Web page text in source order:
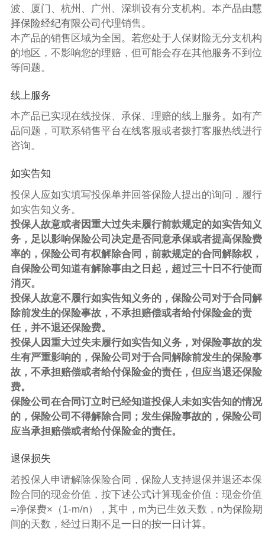
波、厦门、杭州、广州、深圳设有分支机构。 本产品由慧
择保险经纪有限公司 代理销售。
本产品的销售区域为全国。若您处于人保财险无分支机构
的地区，不影响您的理赔，但可能会存在其他服务不到位
等问题。
线上服务
本产品已实现在线投保、承保、理赔的线上服务。如有产
品问题，可联系销售平台在线客服或者拨打客服热线进行
咨询。
如实告知
投保人应如实填写投保单并回答保险人提出的询问，履行
如实告知义务。
投保人故意或者因重大过失未履行前款规定的如实告知义
务，足以影响保险公司决定是否同意承保或者提高保险费
率的，保险公司有权解除合同，前款规定的合同解除权，
自保险公司知道有解除事由之日起，超过三十日不行使而
消灭。
投保人故意不履行如实告知义务的，保险公司对于合同解
除前发生的保险事故，不承担赔偿或者给付保险金的责
任，并不退还保险费。
投保人因重大过失未履行如实告知义务，对保险事故的发
生有严重影响的，保险公司对于合同解除前发生的保险事
故，不承担赔偿或者给付保险金的责任，但应当退还保险
费。
保险公司在合同订立时已经知道投保人未如实告知的情况
的，保险公司不得解除合同；发生保险事故的，保险公司
应当承担赔偿或者给付保险金的责任。
退保损失
若投保人申请解除保险合同，保险人支持退保并退还本保
险合同的现金价值，按下述公式计算现金价值：现金价值
=净保费×（1-m/n），其中，m为已生效天数，n为保险期
间的天数，经过日期不足一日的按一日计算。